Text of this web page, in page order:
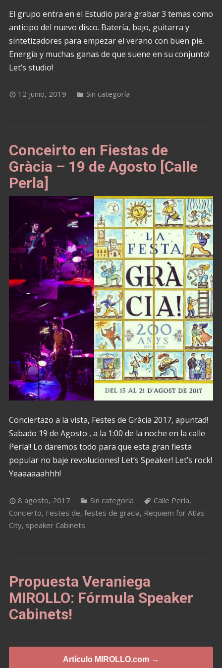
El grupo entra en el Estudio para grabar 3 temas como
anticipo del nuevo disco. Batería, bajo, guitarra y
sintetizadores para empezar el verano con buen pie.
Energía y muchas ganas de que suene en su conjunto!
Let’s studio!
12 junio, 2019 Sin categoría
Conceirto en Fiestas de
Gràcia – 19 de Agosto [Calle
Perla]
Conciertazo a la vista, Festes de Gràcia 2017, apuntad!
Sabado 19 de Agosto , a la 1:00 de la noche en la calle
Perla!! Lo daremos todo para que esta gran fiesta
popular no baje revoluciones! Let’s Speaker! Let’s rock!
Yeaaaaaahhh!
8 agosto, 2017 Sin categoría Calle Perla,
Concierto, Festes de, festes de gracia, Requiem for Atlas
City, speaker Cabinets
Propuesta Veraniega
MIROLLO: Fórmula Speaker
Cabinets!
Artículo MIROLLO.com →